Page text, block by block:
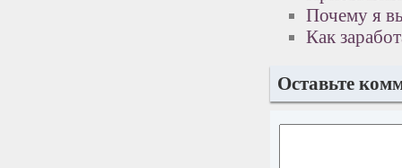
Почему я
Как
Оставьте